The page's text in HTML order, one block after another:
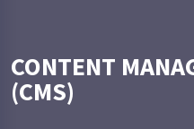
CONTENT
(CMS)